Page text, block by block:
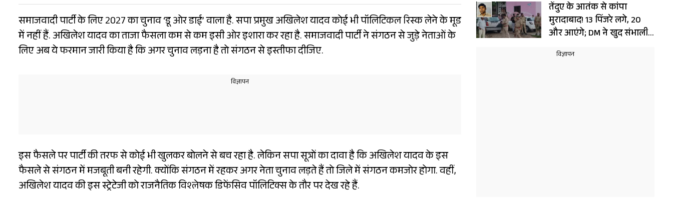
समाजवादी पार्टी के लिए 2027 का चुनाव ‘डू ओर डाई’ वाला है. सपा प्रमुख अखिलेश यादव कोई भी पॉलिटिकल रिस्क लेने के मूड
में नहीं हैं. अखिलेश यादव का ताजा फैसला कम से कम इसी ओर इशारा कर रहा है. समाजवादी पार्टी ने संगठन से जुड़े नेताओं के
लिए अब ये फरमान जारी किया है कि अगर चुनाव लड़ना है तो संगठन से इस्तीफा दीजिए.
इस फैसले पर पार्टी की तरफ से कोई भी खुलकर बोलने से बच रहा है. लेकिन सपा सूत्रों का दावा है कि अखिलेश यादव के इस
फैसले से संगठन में मजबूती बनी रहेगी. क्योंकि संगठन में रहकर अगर नेता चुनाव लड़ते हैं तो जिले में संगठन कमजोर होगा. वहीं,
अखिलेश यादव की इस स्ट्रेटेजी को राजनैतिक विश्लेषक डिफेंसिव पॉलिटिक्स के तौर पर देख रहे हैं.
तेंदुए के आतंक से कांपा
मुरादाबाद! 13 पिंजरे लगे, 20
और आएंगे; DM ने खुद संभाली
कमान